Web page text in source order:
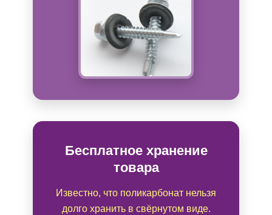
Бесплатное хранение
товара
Известно, что поликарбонат нельзя
долго хранить в свёрнутом виде.